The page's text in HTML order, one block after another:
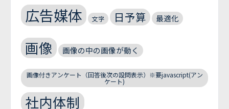
広告媒体 文字 日予算 最適化
画像 画像の中の画像が動く
画像付きアンケート（回答後次の設問表示）※要javascript(アン
ケート)
社内体制